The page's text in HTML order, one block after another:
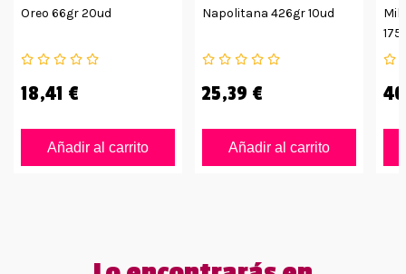
Oreo 66gr 20ud
18,41 €
Añadir al carrito
Napolitana 426gr 10ud
25,39 €
Añadir al carrito